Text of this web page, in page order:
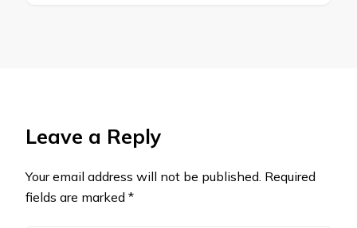
Leave a Reply
Your email address will not be published. Required
fields are marked *